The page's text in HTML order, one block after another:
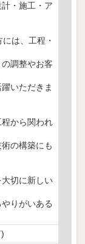
・施工・ア
は、工程・
調整やお客
いただきま
から関われ
の構築にも
切に新しい
りがいある